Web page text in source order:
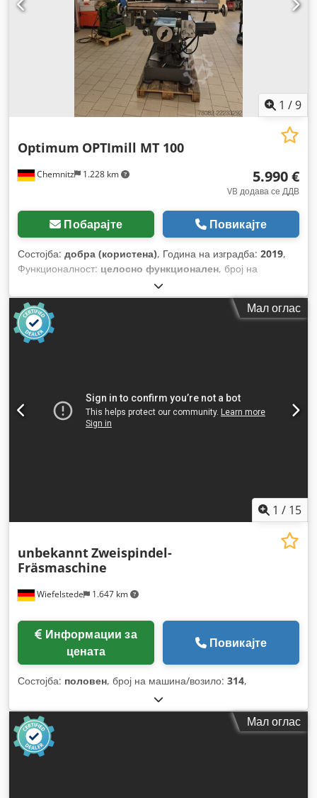
1 /9
Chemnitz 1.228 km
Optimum OPTImill MT 100
5.990 €
VB додава се ДДВ
Побарајте Повикајте
Состојба: добра (користена), Година на изградба: 2019,
Функционалност: целосно функционален, број на
, растојание на движење на Х-
оската:600 мм, движење по оската Y:270 мм, растојание
на движење Z-оска:
, максимална брзина на
вретеното:
обр/мин
Мал оглас
1 / 15
Wiefelstede 1.647 km
unbekanntZweispindel-
Fräsmaschine
цената
Повикајте
Состојба: половен, број на машина/возило: 314,
Мал оглас